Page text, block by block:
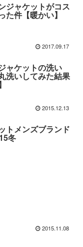
ジャケットがコス
た件【暖かい】
2017.09.17
ャケットの洗い
洗いしてみた結果
2015.12.13
トメンズブランド
冬
2015.11.08